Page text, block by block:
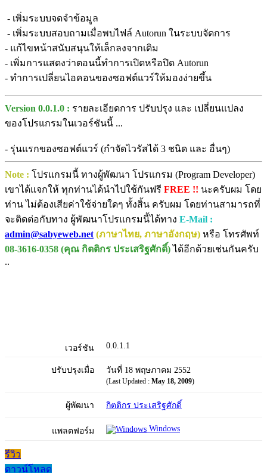
- เพิ่มระบบจดจำข้อมูล
- เพิ่มระบบสอบถามเมื่อพบไฟล์ Autorun ในระบบจัดการ
- แก้ไขหน้าสนับสนุนให้เล็กลงจากเดิม
- เพิ่มการแสดงว่าตอนนี้ทำการเปิดหรือปิด Autorun
- ทำการเปลี่ยนไอคอนของซอฟต์แวร์ให้มองง่ายขึ้น
Version 0.0.1.0 : รายละเอียดการ ปรับปรุง และ เปลี่ยนแปลง
ของโปรแกรมในเวอร์ชันนี้ ...
- รุ่นแรกของซอฟต์แวร์ (กำจัดไวรัสได้ 3 ชนิด และ อื่นๆ)
Note : โปรแกรมนี้ ทางผู้พัฒนา โปรแกรม (Program Developer)
เขาได้แจกให้ ทุกท่านได้นำไปใช้กันฟรี FREE !! นะครับผม โดย
ท่าน ไม่ต้องเสียค่าใช้จ่ายใดๆ ทั้งสิ้น ครับผม โดยท่านสามารถที่
จะติดต่อกับทาง ผู้พัฒนาโปรแกรมนี้ได้ทาง E-Mail :
admin@sabyeweb.net (ภาษาไทย, ภาษาอังกฤษ) หรือ โทรศัพท์
08-3616-0358 (คุณ กิตติกร ประเสริฐศักดิ์) ได้อีกด้วยเช่นกันครับ
..
เวอร์ชัน 0.0.1.1
ปรับปรุงเมื่อ วันที่ 18 พฤษภาคม 2552
(Last Updated : May 18, 2009)
ผู้พัฒนา กิตติกร ประเสริฐศักดิ์
แพลตฟอร์ม Windows
รีวิว
ดาวน์โหลด